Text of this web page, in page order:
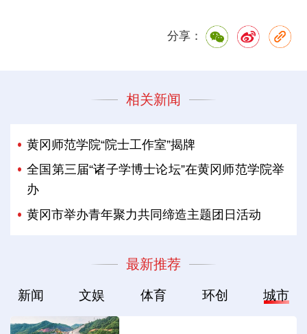
分享：
相关新闻
黄冈师范学院“院士工作室”揭牌
全国第三届“诸子学博士论坛”在黄冈师范学院举
办
黄冈市举办青年聚力共同缔造主题团日活动
最新推荐
新闻 文娱 体育 环创 城市